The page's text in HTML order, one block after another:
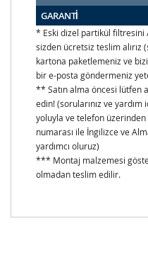
GARANTİ
* Eski dizel partikül
sizden ücretsiz teslim alırız
kartona paketlemeniz ve
bir e-posta göndermeniz
** Satın alma öncesi lütfen
edin! (sorularınız ve
yoluyla ve telefon
numarası ile İngilizce ve
yardımcı oluruz)
*** Montaj malzemesi
olmadan teslim edilir.